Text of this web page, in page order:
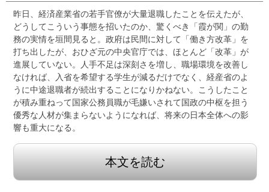
昨日、経済産業省の若手官僚が大量退職したことを伝えたが、
どうしてこういう事態を招いたのか、驚くべき「霞が関」の勤
務の実情を垣間見ると。政府は民間に対して「働き方改革」を
打ち出したが、おひざ元の中央官庁では、ほとんど「改革」が
進展していない。人手不足は深刻さを増し、職場環境を改善し
なければ、入省を希望する学生が減るだけでなく、経産省のよ
うに中途退職者が続出することになりかねない。こうしたこと
が積み重ねって国家公務員職が毛嫌いされて国政の中枢を担う
優秀な人材が集まらないようになれば、将来の日本全体への影
響も重大になる。
本文を読む